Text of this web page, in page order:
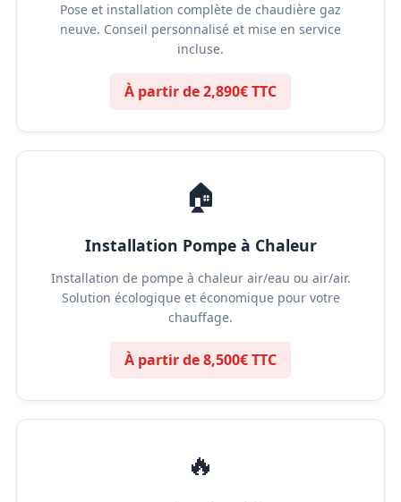
Pose et installation complète de chaudière gaz
neuve. Conseil personnalisé et mise en service
incluse.
À partir de 2,890€ TTC
🏠
Installation Pompe à Chaleur
Installation de pompe à chaleur air/eau ou air/air.
Solution écologique et économique pour votre
chauffage.
À partir de 8,500€ TTC
🔥